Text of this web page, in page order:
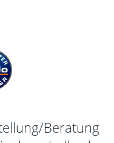
Beratung